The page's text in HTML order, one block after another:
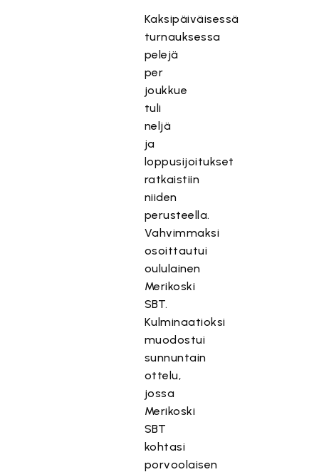
Kaksipäiväisessä
turnauksessa
pelejä
per
joukkue
tuli
neljä
ja
loppusijoitukset
ratkaistiin
niiden
perusteella.
Vahvimmaksi
osoittautui
oululainen
Merikoski
SBT.
Kulminaatioksi
muodostui
sunnuntain
ottelu,
jossa
Merikoski
SBT
kohtasi
porvoolaisen